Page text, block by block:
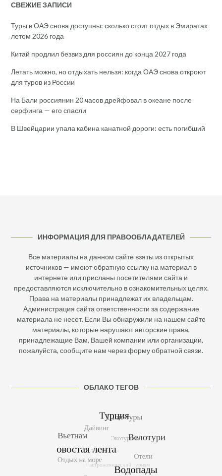
СВЕЖИЕ ЗАПИСИ
Туры в ОАЭ снова доступны: сколько стоит отдых в Эмиратах
летом 2026 года
Китай продлил безвиз для россиян до конца 2027 года
Летать можно, но отдыхать нельзя: когда ОАЭ снова откроют
для туров из России
На Бали россиянин 20 часов дрейфовал в океане после
серфинга — его спасли
В Швейцарии упала кабина канатной дороги: есть погибший
ИНФОРМАЦИЯ ДЛЯ ПРАВООБЛАДАТЕЛЕЙ
Все материалы на данном сайте взяты из открытых
источников — имеют обратную ссылку на материал в
интернете или присланы посетителями сайта и
предоставляются исключительно в ознакомительных целях.
Права на материалы принадлежат их владельцам.
Администрация сайта ответственности за содержание
материала не несет. Если Вы обнаружили на нашем сайте
материалы, которые нарушают авторские права,
принадлежащие Вам, Вашей компании или организации,
пожалуйста, сообщите нам через форму обратной связи.
ОБЛАКО ТЕГОВ